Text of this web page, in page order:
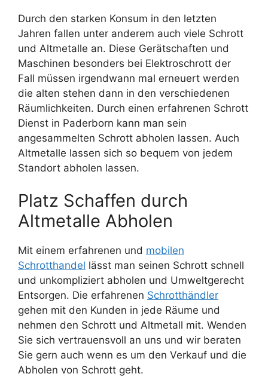
Durch den starken Konsum in den letzten
Jahren fallen unter anderem auch viele Schrott
und Altmetalle an. Diese Gerätschaften und
Maschinen besonders bei Elektroschrott der
Fall müssen irgendwann mal erneuert werden
die alten stehen dann in den verschiedenen
Räumlichkeiten. Durch einen erfahrenen Schrott
Dienst in Paderborn kann man sein
angesammelten Schrott abholen lassen. Auch
Altmetalle lassen sich so bequem von jedem
Standort abholen lassen.
Platz Schaffen durch
Altmetalle Abholen
Mit einem erfahrenen und mobilen
Schrotthandel lässt man seinen Schrott schnell
und unkompliziert abholen und Umweltgerecht
Entsorgen. Die erfahrenen Schrotthändler
gehen mit den Kunden in jede Räume und
nehmen den Schrott und Altmetall mit. Wenden
Sie sich vertrauensvoll an uns und wir beraten
Sie gern auch wenn es um den Verkauf und die
Abholen von Schrott geht.